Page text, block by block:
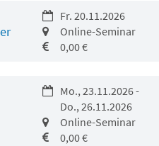
Fr. 20.11.2026
Online-Seminar
0,00 €
Mo., 23.11.2026 -
Do., 26.11.2026
Online-Seminar
0,00 €